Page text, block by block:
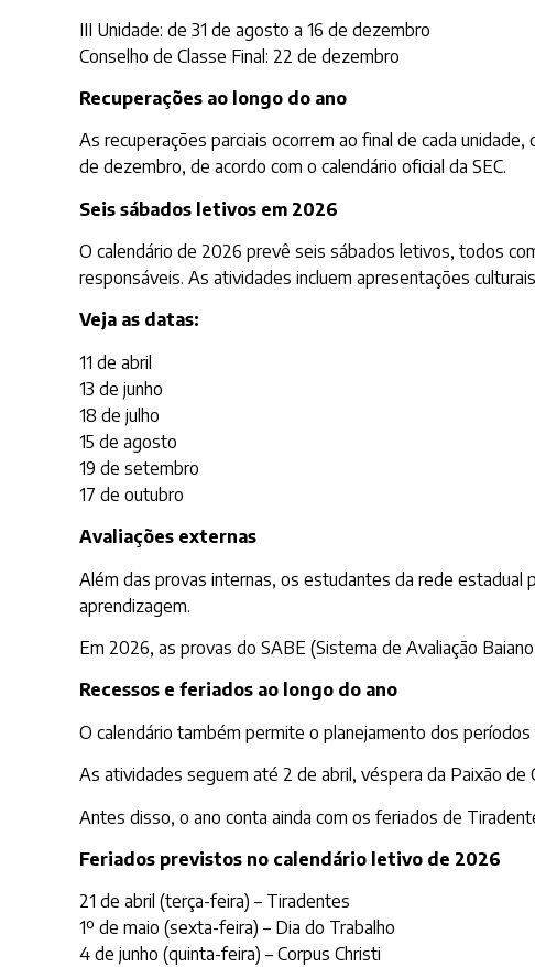
III Unidade: de 31 de agosto a 16 de dezembro
Conselho de Classe Final: 22 de dezembro
Recuperações ao longo do ano
As recuperações parciais ocorrem ao final de cada
de dezembro, de acordo com o calendário oficial da SEC.
Seis sábados letivos em 2026
O calendário de 2026 prevê seis sábados letivos, todos
responsáveis. As atividades incluem apresentações
Veja as datas:
11 de abril
13 de junho
18 de julho
15 de agosto
19 de setembro
17 de outubro
Avaliações externas
Além das provas internas, os estudantes da rede estadual
aprendizagem.
Em 2026, as provas do SABE (Sistema de Avaliação
Recessos e feriados ao longo do ano
O calendário também permite o planejamento dos
As atividades seguem até 2 de abril, véspera da Paixão de
Antes disso, o ano conta ainda com os feriados de
Feriados previstos no calendário letivo de 2026
21 de abril (terça-feira) – Tiradentes
1º de maio (sexta-feira) – Dia do Trabalho
4 de junho (quinta-feira) – Corpus Christi